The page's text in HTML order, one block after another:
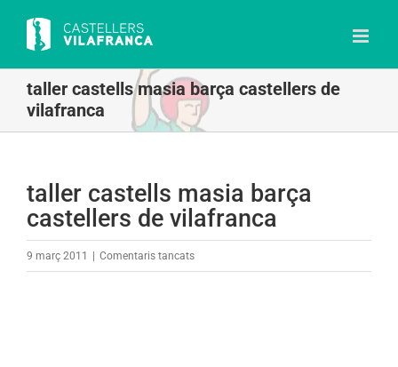
content
taller castells masia barça castellers de
vilafranca
taller castells masia barça
castellers de vilafranca
9 març 2011 Comentaris tancatsa